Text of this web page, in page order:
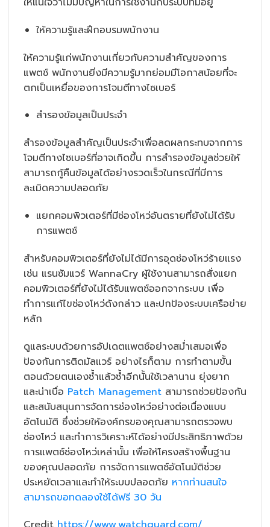
ให้ความรู้และฝึกอบรมพนักงาน
ให้ความรู้แก่พนักงานเกี่ยวกับความสำคัญของการ
แพตช์ พนักงานยิ่งมีความรู้มากย่อมมีโอกาสน้อยที่จะ
ตกเป็นเหยื่อของการโจมตีทางไซเบอร์
สำรองข้อมูลเป็นประจำ
สำรองข้อมูลสำคัญเป็นประจำเพื่อลดผลกระทบจากการ
โจมตีทางไซเบอร์ที่อาจเกิดขึ้น การสำรองข้อมูลช่วยให้
สามารถกู้คืนข้อมูลได้อย่างรวดเร็วในกรณีที่มีการ
ละเมิดความปลอดภัย
แยกคอมพิวเตอร์ที่มีช่องโหว่อันตรายที่ยังไม่ได้รับ
การแพตช์
สำหรับคอมพิวเตอร์ที่ยังไม่ได้มีการอุดช่องโหว่ร้ายแรง
เช่น แรนซัมแวร์ WannaCry ผู้ใช้งานสามารถสั่งแยก
คอมพิวเตอร์ที่ยังไม่ได้รับแพตช์ออกจากระบบ เพื่อ
ทำการแก้ไขช่องโหว่ดังกล่าว และปกป้องระบบเครือข่าย
หลัก
ดูแลระบบด้วยการอัปเดตแพตช์อย่างสม่ำเสมอเพื่อ
ป้องกันการติดมัลแวร์ อย่างไรก็ตาม การทำตามขั้น
ตอนด้วยตนเองซ้ำแล้วซ้ำอีกนั้นใช้เวลานาน ยุ่งยาก
และน่าเบื่อ Patch Management สามารถช่วยป้องกัน
และสนับสนุนการจัดการช่องโหว่อย่างต่อเนื่องแบบ
อัตโนมัติ ซึ่งช่วยให้องค์กรของคุณสามารถตรวจพบ
ช่องโหว่ และทำการวิเคราะห์ได้อย่างมีประสิทธิภาพด้วย
การแพตช์ช่องโหว่เหล่านั้น เพื่อให้โครงสร้างพื้นฐาน
ของคุณปลอดภัย การจัดการแพตช์อัตโนมัติช่วย
ประหยัดเวลาและทำให้ระบบปลอดภัย หากท่านสนใจ
สามารถขอทดลองใช้ได้ฟรี 30 วัน